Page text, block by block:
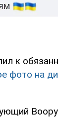
к
фото на